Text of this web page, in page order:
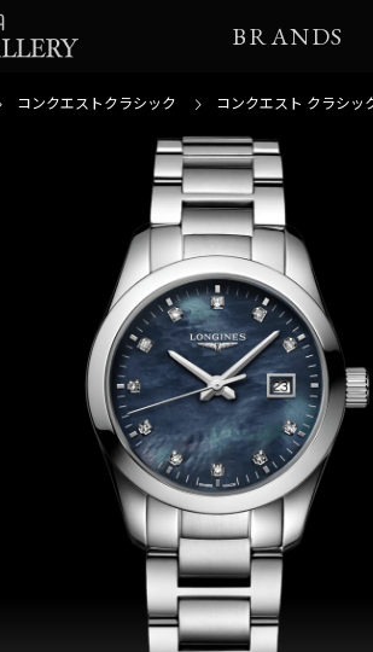
BRANDS
コンクエストクラシック コンクエスト クラシッ